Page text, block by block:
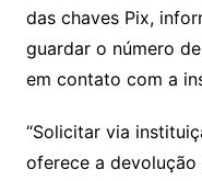
das chaves Pix,
guardar o número
em contato com a
“Solicitar via
oferece a devolução